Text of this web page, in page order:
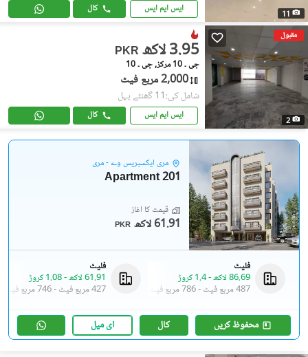
11 ایس ایم ایس کال
مقبول
2
PKR 3.95 لاکھ
جی ۔ 10 مرکز, جی ۔ 10
2,000 مربع فیٹ
شامل کی:11 گھنٹے پہل
ایس ایم ایس کال
مری ایکسپریس وے - مری
201 Apartment
قیمت کا آغاز
PKR 61.91 لاکھ
فلیٹ
86.69 لاکھ
-1.4 کروڑ
487 مربع فیٹ
-786 مربع فیٹ
فلیٹ
61.91 لاکھ
-1.08 کروڑ
427 مربع فیٹ
-746 مربع فیٹ
محفوظ کریں کال ای میل